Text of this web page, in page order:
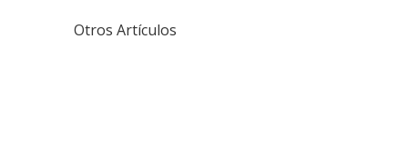
Otros Artículos